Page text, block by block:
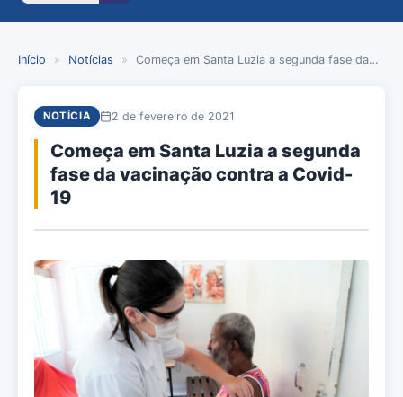
Início » Notícias » Começa em Santa Luzia a segunda fase da…
NOTÍCIA 2 de fevereiro de 2021
Começa em Santa Luzia a segunda
fase da vacinação contra a Covid-
19